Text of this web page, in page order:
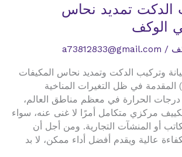
الدكت تمديد نحاس
الوكف
/
a73812833@gmail.com
وتركيب الدكت وتمديد نحاس المكيفات
المقدمة في ظل التغيرات المناخية
درجات الحرارة في معظم مناطق العالم،
مركزي متكامل أمرًا لا غنى عنه، سواء
أو المنشآت التجارية. ومن أجل أن
عالية ويقدم أفضل أداء ممكن، لا بد